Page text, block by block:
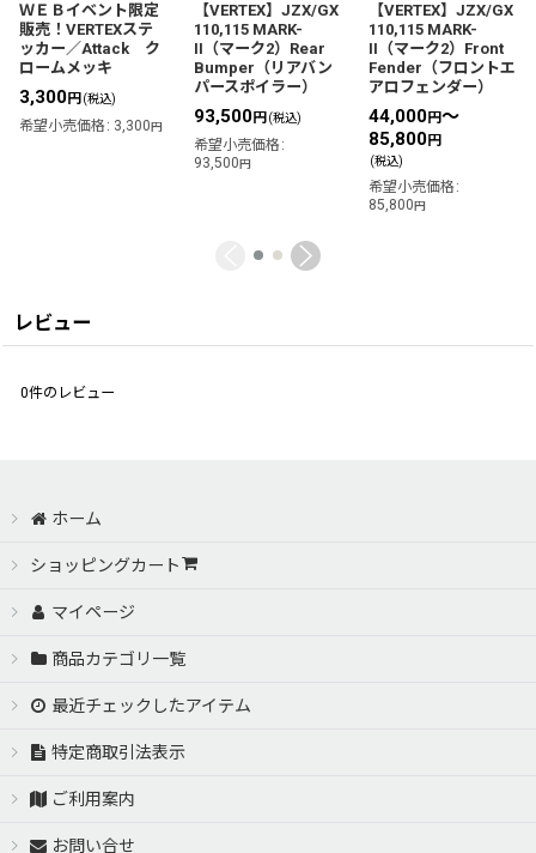
ＷＥＢイベント限定
販売！VERTEXステ
ッカー／Attack ク
ロームメッキ
3,300円 (税込)
希望小売価格 : 3,300円
【VERTEX】JZX/GX
110,115 MARK-
II（マーク2）Rear
Bumper（リアバン
パースポイラー）
93,500円 (税込)
希望小売価格 :
93,500円
【VERTEX】JZX/GX
110,115 MARK-
II（マーク2）Front
Fender（フロントエ
アロフェンダー）
44,000円～
85,800円
(税込)
希望小売価格 :
85,800円
レビュー
0件のレビュー
ホーム
ショッピングカート
マイページ
商品カテゴリ一覧
最近チェックしたアイテム
特定商取引法表示
ご利用案内
お問い合せ